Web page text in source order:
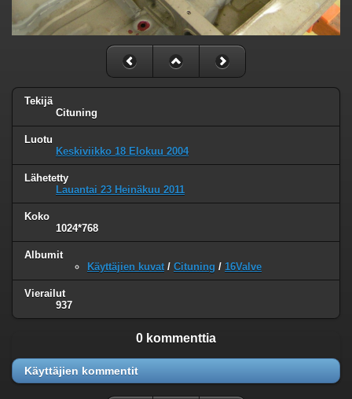
Tekijä
Cituning
Luotu
Keskiviikko 18 Elokuu 2004
Lähetetty
Lauantai 23 Heinäkuu 2011
Koko
1024*768
Albumit
Käyttäjien kuvat / Cituning / 16Valve
Vierailut
937
0 kommenttia
Käyttäjien kommentit